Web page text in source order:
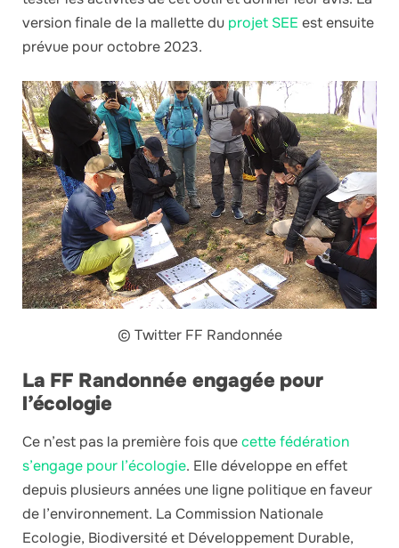
version finale de la mallette du projet SEE est ensuite
prévue pour octobre 2023.
© Twitter FF Randonnée
La FF Randonnée engagée pour
l’écologie
Ce n’est pas la première fois quecette fédération
s’engage pour l’écologie. Elle développe en effet
depuis plusieurs années une ligne politique en faveur
de l’environnement. La Commission Nationale
Ecologie, Biodiversité et Développement Durable,